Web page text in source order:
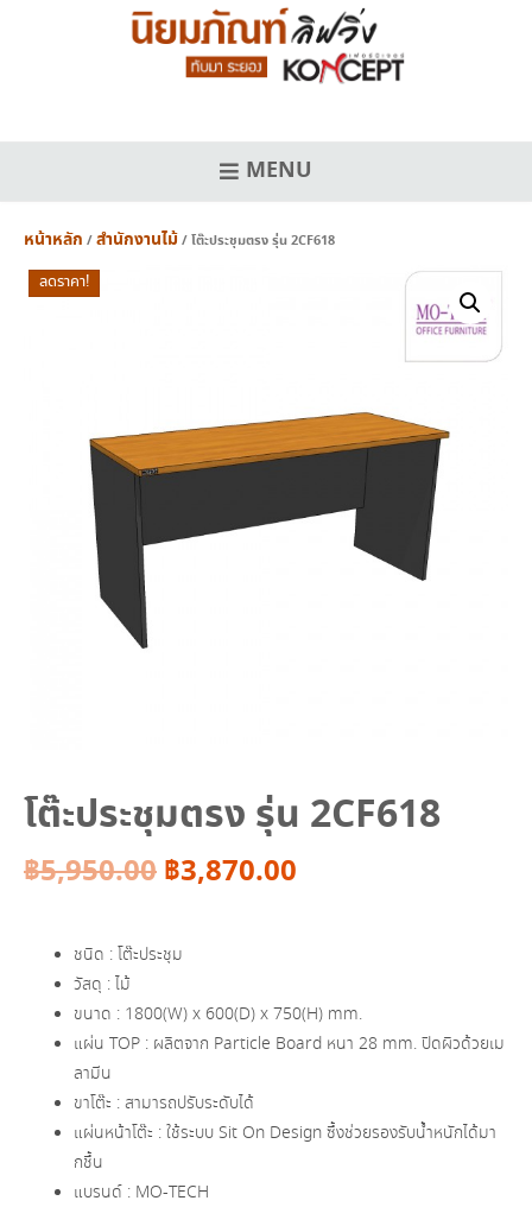
MENU
หน้าหลัก /สำนักงานไม้/ โต๊ะประชุมตรง รุ่น 2CF618
ลดราคา!
โต๊ะประชุมตรง รุ่น 2CF618
฿5,950.00Original
was:
฿5,950.00.
฿3,870.00
฿3,870.00.
ชนิด : โต๊ะประชุม
วัสดุ : ไม้
ขนาด : 1800(W) x 600(D) x 750(H) mm.
แผ่น TOP : ผลิตจาก Particle Board หนา 28 mm. ปิดผิวด้วยเม
ลามีน
ขาโต๊ะ : สามารถปรับระดับได้
แผ่นหน้าโต๊ะ : ใช้ระบบ Sit On Design ซึ้งช่วยรองรับน้ำหนักได้มา
กชึ้น
แบรนด์ : MO-TECH